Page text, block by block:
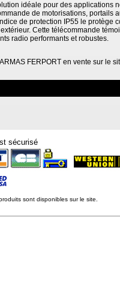
idéale pour des applications
de motorisations, portails
de protection IP55 le protège
Cette télécommande
radio performants et robustes.
FERPORT en vente sur le
sécurisé
sont disponibles sur le site.